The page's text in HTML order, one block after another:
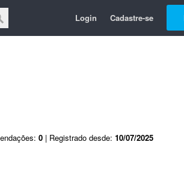
Login Cadastre-se
0 | Registrado desde: 10/07/2025